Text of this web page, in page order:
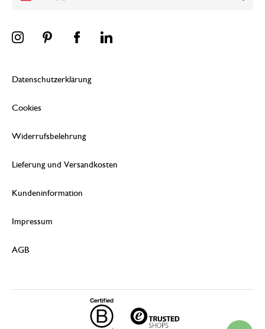
Datenschutzerklärung
Cookies
Widerrufsbelehrung
Lieferung und Versandkosten
Kundeninformation
Impressum
AGB